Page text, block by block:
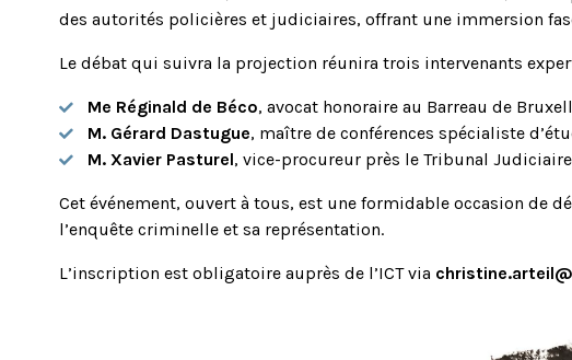
des autorités policières et judiciaires, offrant une immersion
Le débat qui suivra la projection réunira trois intervenants
Me Réginald de Béco, avocat honoraire au Barreau de
M. Gérard Dastugue, maître de conférences spécialiste
M. Xavier Pasturel, vice-procureur près le Tribunal
Cet événement, ouvert à tous, est une formidable occasion de
l’enquête criminelle et sa représentation.
L’inscription est obligatoire auprès de l’ICT via